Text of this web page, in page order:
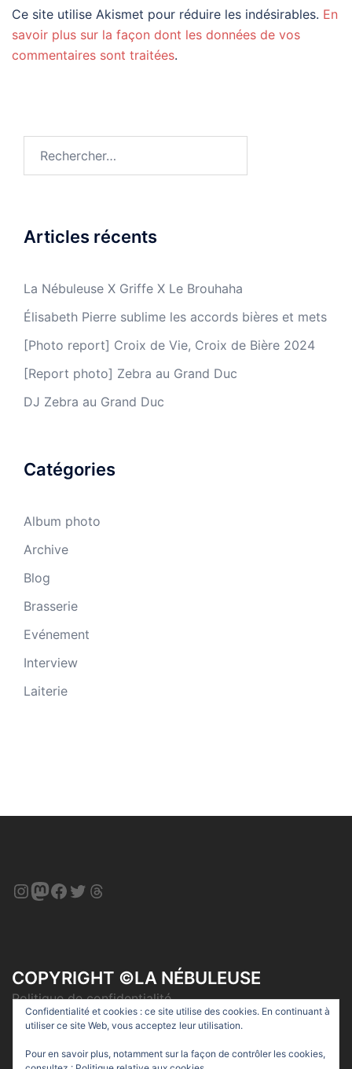
Ce site utilise Akismet pour réduire les indésirables. En
savoir plus sur la façon dont les données de vos
commentaires sont traitées.
Articles récents
La Nébuleuse X Griffe X Le Brouhaha
Élisabeth Pierre sublime les accords bières et mets
[Photo report] Croix de Vie, Croix de Bière 2024
[Report photo] Zebra au Grand Duc
DJ Zebra au Grand Duc
Catégories
Album photo
Archive
Blog
Brasserie
Evénement
Interview
Laiterie
Instagram
Mastodon
Facebook
Twitter
Threads
COPYRIGHT ©LA NÉBULEUSE
Politique de confidentialité
Confidentialité et cookies : ce site utilise des cookies. En continuant à
utiliser ce site Web, vous acceptez leur utilisation.
Pour en savoir plus, notamment sur la façon de contrôler les cookies,